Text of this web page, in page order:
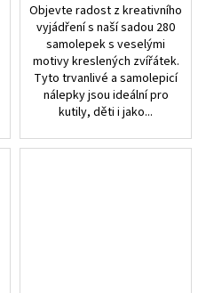
Objevte radost z kreativního
vyjádření s naší sadou 280
samolepek s veselými
motivy kreslených zvířátek.
Tyto trvanlivé a samolepicí
nálepky jsou ideální pro
kutily, děti i jako...